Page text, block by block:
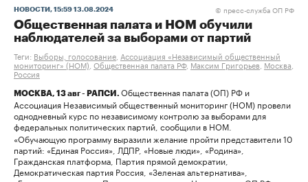
НОВОСТИ , 15:59 13.08.2024 © пресс-служба ОП РФ
Общественная палата и НОМ обучили
наблюдателей за выборами от партий
Теги: Выборы, голосование Ассоциация «Независимый общественный
мониторинг» (НОМ),Общественная палата РФ,Максим Григорьев,Москва
Россия
МОСКВА, 13 авг - РАПСИ. Общественная палата (ОП) РФ и
Ассоциация Независимый общественный мониторинг (НОМ) провели
однодневный курс по независимому контролю за выборами для
федеральных политических партий, сообщили в НОМ.
«Обучающую программу выразили желание пройти представители 10
партий: «Единая Россия», ЛДПР, «Новые люди», «Родина»,
Гражданская платформа, Партия прямой демократии,
Демократическая партия Россия, «Зеленая альтернатива»,